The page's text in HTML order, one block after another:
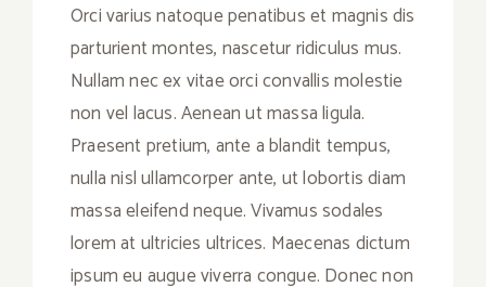
Orci varius natoque penatibus et magnis dis
parturient montes, nascetur ridiculus mus.
Nullam nec ex vitae orci convallis molestie
non vel lacus. Aenean ut massa ligula.
Praesent pretium, ante a blandit tempus,
nulla nisl ullamcorper ante, ut lobortis diam
massa eleifend neque. Vivamus sodales
lorem at ultricies ultrices. Maecenas dictum
ipsum eu augue viverra congue. Donec non